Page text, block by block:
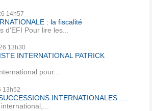
14h57
: la fiscalité
d'EFI Pour lire les...
13h30
INTERNATIONAL PATRICK
pour...
13h52
INTERNATIONALES ....